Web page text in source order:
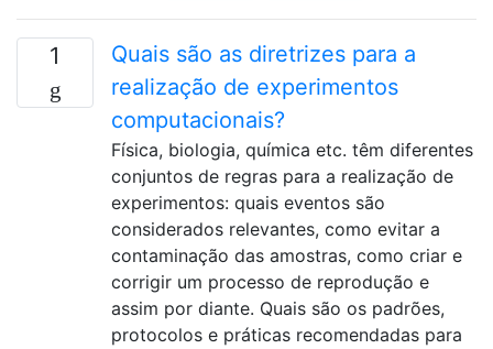
1
Quais são as diretrizes para a
realização de experimentos
computacionais?
Física, biologia, química etc. têm diferentes
conjuntos de regras para a realização de
experimentos: quais eventos são
considerados relevantes, como evitar a
contaminação das amostras, como criar e
corrigir um processo de reprodução e
assim por diante. Quais são os padrões,
protocolos e práticas recomendadas para